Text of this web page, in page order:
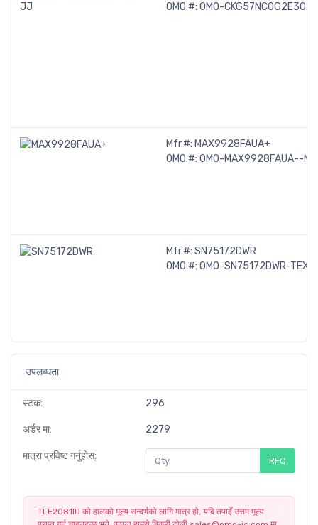
OMO.#: OMO-
Mfr.#: MAX9928FAUA+
OMO.#: OMO-MAX9928FAUA--
Mfr.#: SN75172DWR
OMO.#: OMO-SN75172DWR-
उपलब्धता
स्टक: 296
अर्डर मा: 2279
मात्रा प्रविष्ट गर्नुहोस्: RFQ
TLE2081ID को हालको मूल्य सन्दर्भको लागि मात्र हो, यदि तपाइँ उत्तम मूल्य